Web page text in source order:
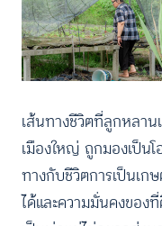
เส้นทางชีวิตที่ลูกหลา
เมืองใหญ่ ถูกมองเป็น
ทางกับชีวิตการเป็นเก
ได้และความมั่นคงขอ